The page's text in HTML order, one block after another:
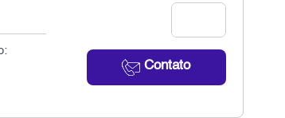
Contato